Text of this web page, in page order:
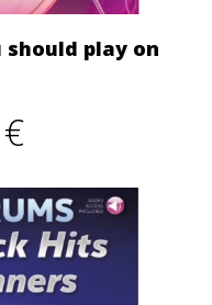
should play on